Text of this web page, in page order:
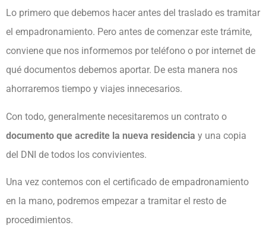
Lo primero que debemos hacer antes del traslado es tramitar
el empadronamiento. Pero antes de comenzar este trámite,
conviene que nos informemos por teléfono o por internet de
qué documentos debemos aportar. De esta manera nos
ahorraremos tiempo y viajes innecesarios.
Con todo, generalmente necesitaremos un contrato o
documento que acredite la nueva residencia y una copia
del DNI de todos los convivientes.
Una vez contemos con el certificado de empadronamiento
en la mano, podremos empezar a tramitar el resto de
procedimientos.